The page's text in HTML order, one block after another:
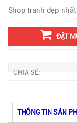
Shop tranh đẹp
ĐẶT
CHIA SẺ:
THÔNG TIN SẢN